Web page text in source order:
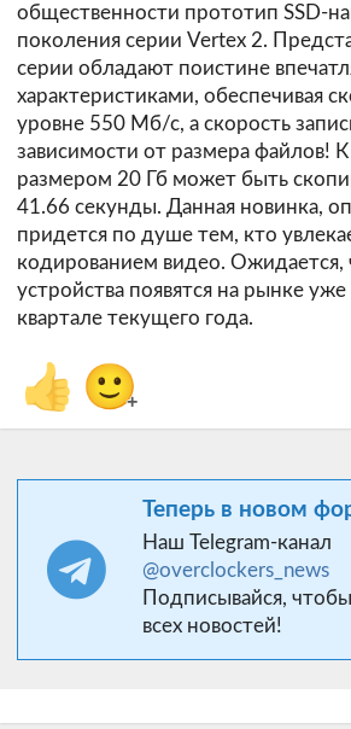
общественности прототип SSD-
поколения серии Vertex 2.
серии обладают поистине
характеристиками, обеспечивая
уровне 550 Мб/с, а скорость
зависимости от размера файлов!
размером 20 Гб может быть
41.66 секунды. Данная новинка,
придется по душе тем, кто
кодированием видео. Ожидается,
устройства появятся на рынке
квартале текущего года.
👍 🙂+
Теперь в новом
Наш Telegram-канал
@overclockers_news
Подписывайся,
всех новостей!